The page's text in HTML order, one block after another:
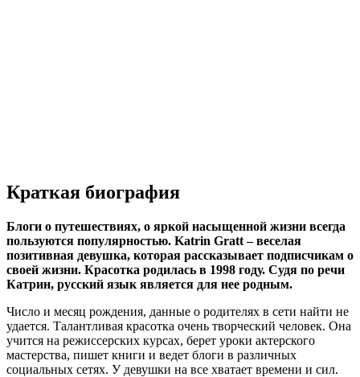
Краткая биография
Блоги о путешествиях, о яркой насыщенной жизни всегда
пользуются популярностью. Katrin Gratt – веселая
позитивная девушка, которая рассказывает подписчикам о
своей жизни. Красотка родилась в 1998 году. Судя по речи
Катрин, русский язык является для нее родным.
Число и месяц рождения, данные о родителях в сети найти не
удается. Талантливая красотка очень творческий человек. Она
учится на режиссерских курсах, берет уроки актерского
мастерства, пишет книги и ведет блоги в различных
социальных сетях. У девушки на все хватает времени и сил.